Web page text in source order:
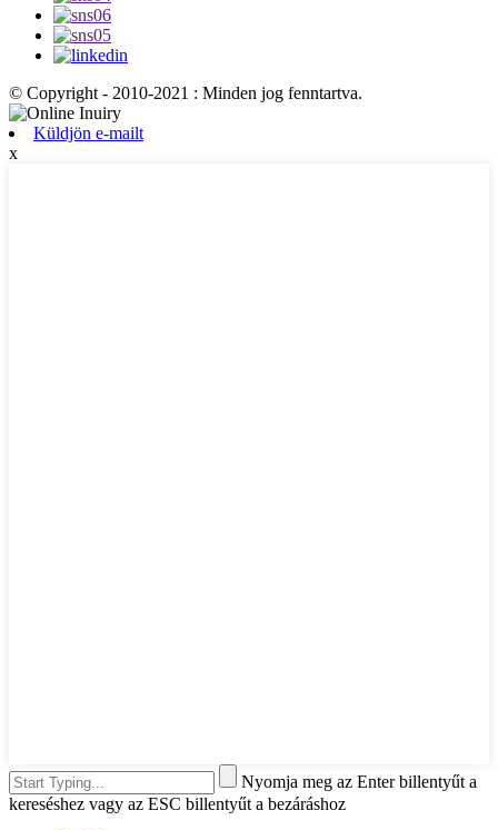
© Copyright - 2010-2021 : Minden jog fenntartva.
Küldjön e-mailt
x
Nyomja meg az Enter billentyűt a
kereséshez vagy az ESC billentyűt a bezáráshoz